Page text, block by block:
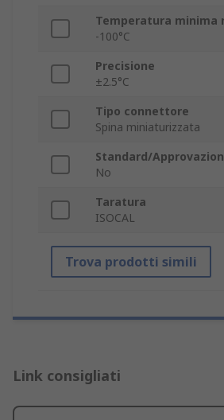
Temperatura minima
-100°C
Precisione
±2.5°C
Tipo connettore
Spina miniaturizzata
Standard/
No
Taratura
ISOCAL
Trova prodotti simili
Link consigliati